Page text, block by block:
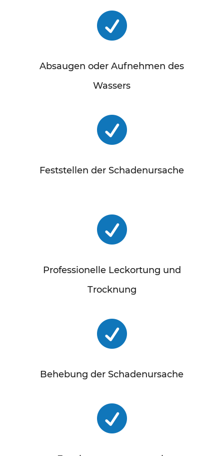

Absaugen oder Aufnehmen des
Wassers

Feststellen der Schadenursache

Professionelle Leckortung und
Trocknung

Behebung der Schadenursache
